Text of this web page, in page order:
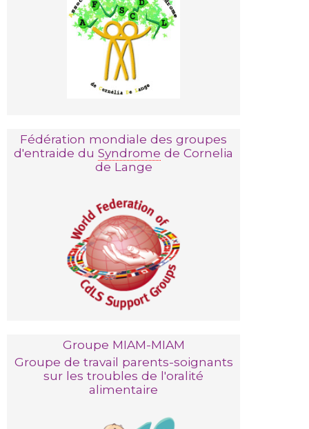
Fédération mondiale des groupes
d'entraide duSyndrome de Cornelia
de Lange
Groupe MIAM-MIAM
Groupe de travail parents-soignants
sur les troubles de l'oralité
alimentaire